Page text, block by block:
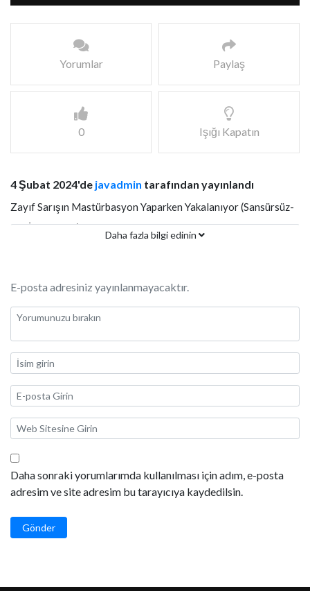
Yorumlar Paylaş
0 Işığı Kapatın
4 Şubat 2024'de javadmin tarafından yayınlandı
Zayıf Sarışın Mastürbasyon Yaparken Yakalanıyor (Sansürsüz-
Rol İcabı-Fake) Türkçe Altyazılı JAV
Daha fazla bilgi edinin
E-posta adresiniz yayınlanmayacaktır.
Daha sonraki yorumlarımda kullanılması için adım, e-posta
adresim ve site adresim bu tarayıcıya kaydedilsin.
Gönder